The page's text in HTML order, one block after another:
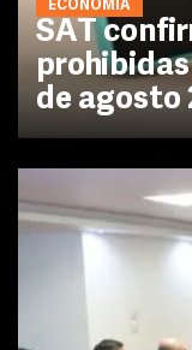
ECONOMÍA
SAT
de agosto